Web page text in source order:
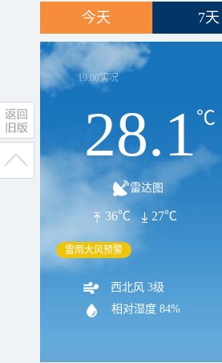
今天 7天
19:00实况
28.1℃
雷达图
36℃ 27℃
雷雨大风预警
西北风 3级
相对湿度 84%